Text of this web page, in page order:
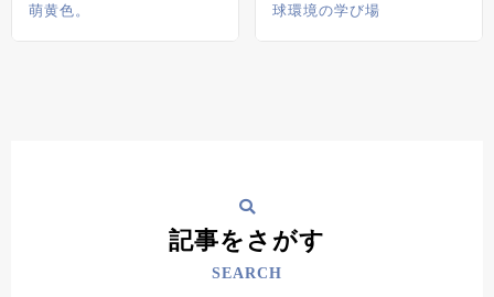
萌黄色。
球環境の学び場
記事をさがす
SEARCH